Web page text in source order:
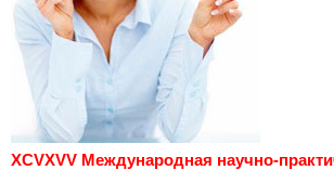
XCVXVV Международная научно-